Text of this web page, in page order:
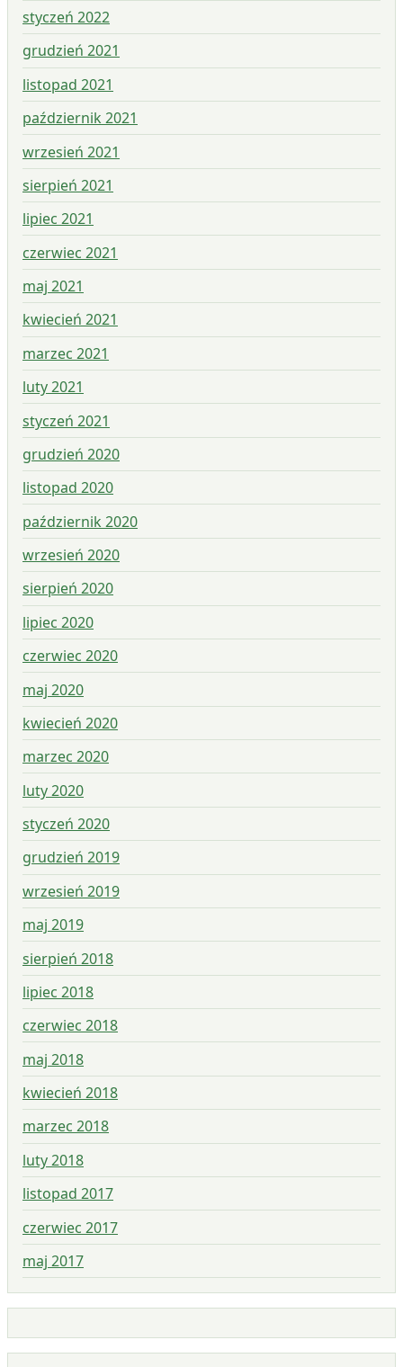
styczeń 2022
grudzień 2021
listopad 2021
październik 2021
wrzesień 2021
sierpień 2021
lipiec 2021
czerwiec 2021
maj 2021
kwiecień 2021
marzec 2021
luty 2021
styczeń 2021
grudzień 2020
listopad 2020
październik 2020
wrzesień 2020
sierpień 2020
lipiec 2020
czerwiec 2020
maj 2020
kwiecień 2020
marzec 2020
luty 2020
styczeń 2020
grudzień 2019
wrzesień 2019
maj 2019
sierpień 2018
lipiec 2018
czerwiec 2018
maj 2018
kwiecień 2018
marzec 2018
luty 2018
listopad 2017
czerwiec 2017
maj 2017